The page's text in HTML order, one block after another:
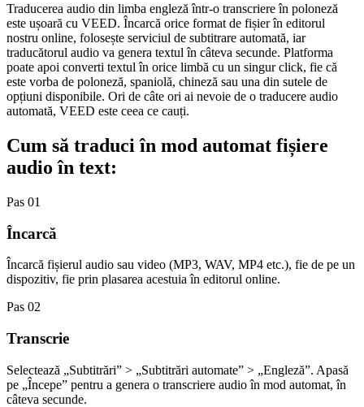
Traducerea audio din limba engleză într-o transcriere în poloneză
este ușoară cu VEED. Încarcă orice format de fișier în editorul
nostru online, folosește serviciul de subtitrare automată, iar
traducătorul audio va genera textul în câteva secunde. Platforma
poate apoi converti textul în orice limbă cu un singur click, fie că
este vorba de poloneză, spaniolă, chineză sau una din sutele de
opțiuni disponibile. Ori de câte ori ai nevoie de o traducere audio
automată, VEED este ceea ce cauți.
Cum să traduci în mod automat fișiere
audio în text:
Pas 01
Încarcă
Încarcă fișierul audio sau video (MP3, WAV, MP4 etc.), fie de pe un
dispozitiv, fie prin plasarea acestuia în editorul online.
Pas 02
Transcrie
Selectează „Subtitrări” > „Subtitrări automate” > „Engleză”. Apasă
pe „Începe” pentru a genera o transcriere audio în mod automat, în
câteva secunde.